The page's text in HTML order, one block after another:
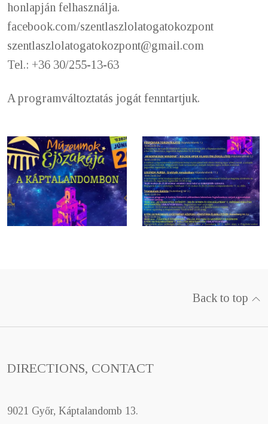
honlapján felhasználja.
facebook.com/szentlaszlolatogatokozpont
szentlaszlolatogatokozpont@gmail.com
Tel.: +36 30/255-13-63
A programváltoztatás jogát fenntartjuk.
Back to top
DIRECTIONS, CONTACT
9021 Győr, Káptalandomb 13.